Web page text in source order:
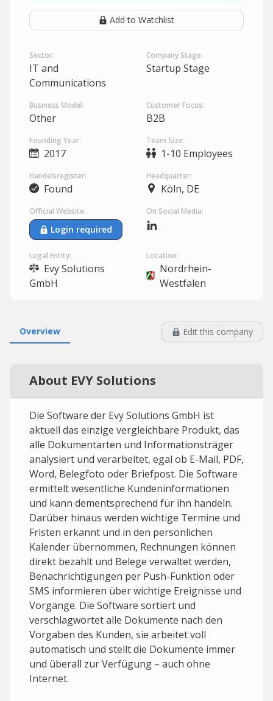
Add to Watchlist
Sector:
IT and
Communications
Company Stage:
Startup Stage
Business Model:
Other
Customer Focus:
B2B
Founding Year:
2017
Team Size:
1-10 Employees
Handelsregister:
Found
Headquarter:
Köln, DE
Official Website:
Login required
On Social Media:
Legal Entity:
Evy Solutions
GmbH
Location:
Nordrhein-
Westfalen
Overview Edit this company
About EVY Solutions
Die Software der Evy Solutions GmbH ist
aktuell das einzige vergleichbare Produkt, das
alle Dokumentarten und Informationsträger
analysiert und verarbeitet, egal ob E-Mail, PDF,
Word, Belegfoto oder Briefpost. Die Software
ermittelt wesentliche Kundeninformationen
und kann dementsprechend für ihn handeln.
Darüber hinaus werden wichtige Termine und
Fristen erkannt und in den persönlichen
Kalender übernommen, Rechnungen können
direkt bezahlt und Belege verwaltet werden,
Benachrichtigungen per Push-Funktion oder
SMS informieren über wichtige Ereignisse und
Vorgänge. Die Software sortiert und
verschlagwortet alle Dokumente nach den
Vorgaben des Kunden, sie arbeitet voll
automatisch und stellt die Dokumente immer
und überall zur Verfügung – auch ohne
Internet.